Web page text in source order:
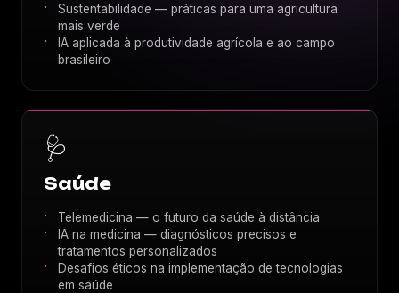
Sustentabilidade — práticas para uma agricultura
mais verde
IA aplicada à produtividade agrícola e ao campo
brasileiro
🩺
Saúde
Telemedicina — o futuro da saúde à distância
IA na medicina — diagnósticos precisos e
tratamentos personalizados
Desafios éticos na implementação de tecnologias
em saúde